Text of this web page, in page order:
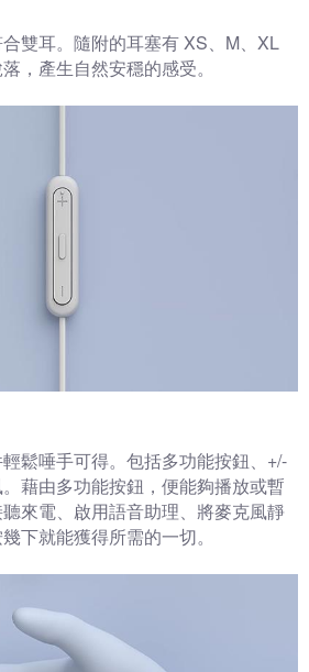
雙耳。隨附的耳塞有 XS、M、XL
，產生自然安穩的感受。
鬆唾手可得。包括多功能按鈕、+/-
藉由多功能按鈕，便能夠播放或暫
來電、啟用語音助理、將麥克風靜
下就能獲得所需的一切。